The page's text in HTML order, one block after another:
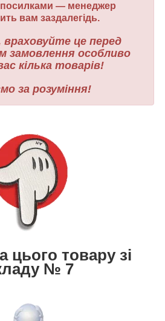
посилками — менеджер
вам заздалегідь.
враховуйте це перед
замовлення особливо
кілька товарів!
за розуміння!
цього товару зі
№ 7